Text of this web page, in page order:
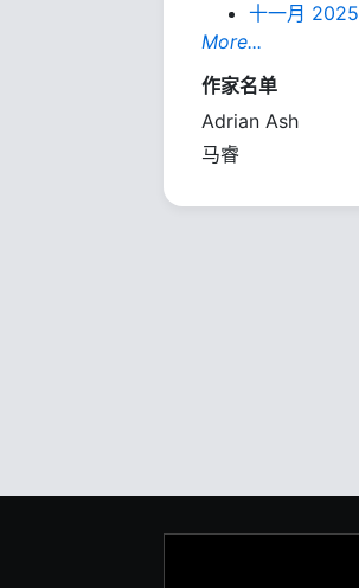
十一月 2025
More...
作家名单
Adrian Ash
马睿